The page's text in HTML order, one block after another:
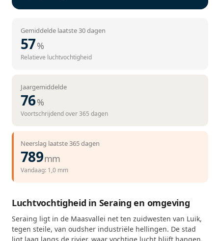
Gemiddelde laatste 30 dagen
57%
Relatieve luchtvochtigheid
Jaargemiddelde
76%
Voortschrijdend over 365 dagen
Neerslag laatste 365 dagen
789mm
Vandaag: 1,0 mm
Luchtvochtigheid in Seraing en omgeving
Seraing ligt in de Maasvallei net ten zuidwesten van Luik,
tegen steile, van oudsher industriële hellingen. De stad